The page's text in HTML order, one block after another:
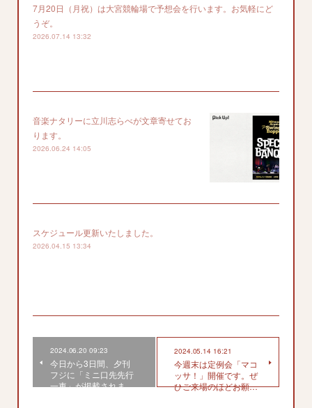
7月20日（月祝）は大宮競輪場で予想会を行います。お気軽にど
うぞ。
2026.07.14 13:32
音楽ナタリーに立川志らべが文章寄せてお
ります。
2026.06.24 14:05
スケジュール更新いたしました。
2026.04.15 13:34
2024.06.20 09:23
今日から3日間、夕刊
フジに「ミニ口先先行
一車」が掲載されま…
2024.05.14 16:21
今週末は定例会「マコ
ッサ！」開催です。ぜ
ひご来場のほどお願…